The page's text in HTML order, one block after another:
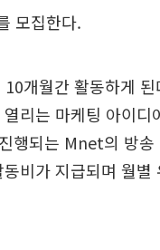
모집한다.
개월간 활동하게 된
리는 마케팅 아이디
행되는 Mnet의 방송
비가 지급되며 월별